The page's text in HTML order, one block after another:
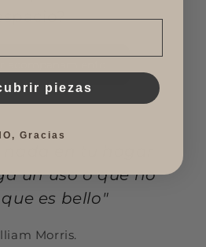
un uso o que no
es bello"
Morris.
piezas
Gracias